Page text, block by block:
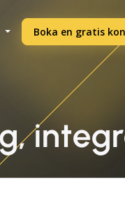
Boka en gratis